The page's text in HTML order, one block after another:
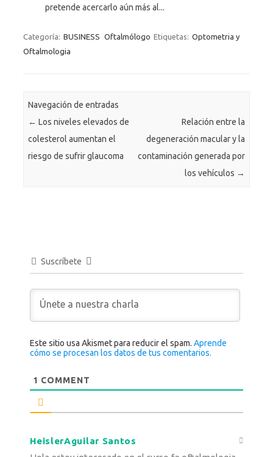
pretende acercarlo aún más al...
Categoría: BUSINESS Oftalmólogo Etiquetas: Optometria y
Oftalmologia
Navegación de entradas
← Los niveles elevados de
colesterol aumentan el
riesgo de sufrir glaucoma
Relación entre la
degeneración macular y la
contaminación generada por
los vehículos →
Suscríbete
Este sitio usa Akismet para reducir el spam.Aprende
cómo se procesan los datos de tus comentarios.
1 COMMENT
HeislerAguilar Santos